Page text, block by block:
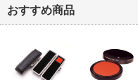
おすすめ商品